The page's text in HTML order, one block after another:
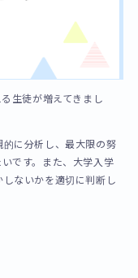
生徒が増えてきまし
に分析し、最大限の努
です。また、大学入学
ないかを適切に判断し